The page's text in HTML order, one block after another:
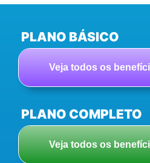
PLANO BÁSICO
Veja todos os
PLANO COMPLETO
Veja todos os